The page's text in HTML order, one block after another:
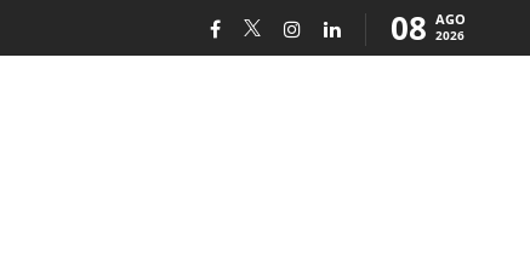
08 AGO
2026